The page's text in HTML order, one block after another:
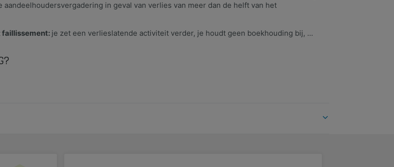
in geval van verlies van meer dan de helft van het
faillissement: je zet een verlieslatende activiteit verder, je houdt geen boekhouding bij, ...